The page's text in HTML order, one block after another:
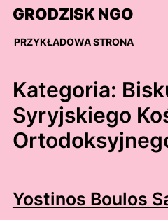
Skip
content
GRODZISK NGO
PRZYKŁADOWA STRONA
Kategoria:
Syryjskiego
Yostinos Boulos